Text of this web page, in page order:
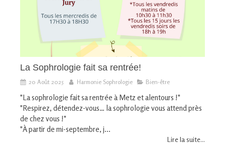
La Sophrologie fait sa rentrée!
20 Août 2025 Harmonie Sophrologie Bien-être
"La sophrologie fait sa rentrée à Metz et alentours !"
"Respirez, détendez-vous… la sophrologie vous attend près
de chez vous !"
"À partir de mi-septembre, j...
Lire la suite...